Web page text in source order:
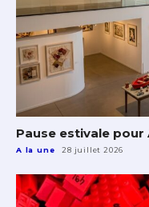
Pause estivale
A la une 28 juillet 2026